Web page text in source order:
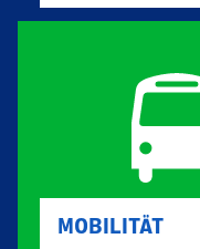
MOBILITÄT